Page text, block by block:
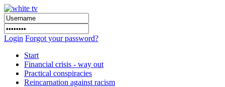
Login Forgot your password?
Start
Financial crisis - way out
Practical conspiracies
Reincarnation against racism